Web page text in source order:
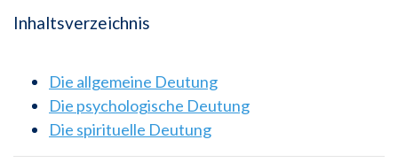
Inhaltsverzeichnis
Die allgemeine Deutung
Die psychologische Deutung
Die spirituelle Deutung